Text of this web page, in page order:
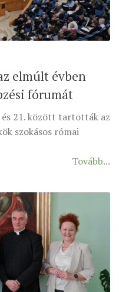
FELMÉRÉS
elmúlt évben
fórumát
és 21. között tartották az
szokásos római
Tovább...